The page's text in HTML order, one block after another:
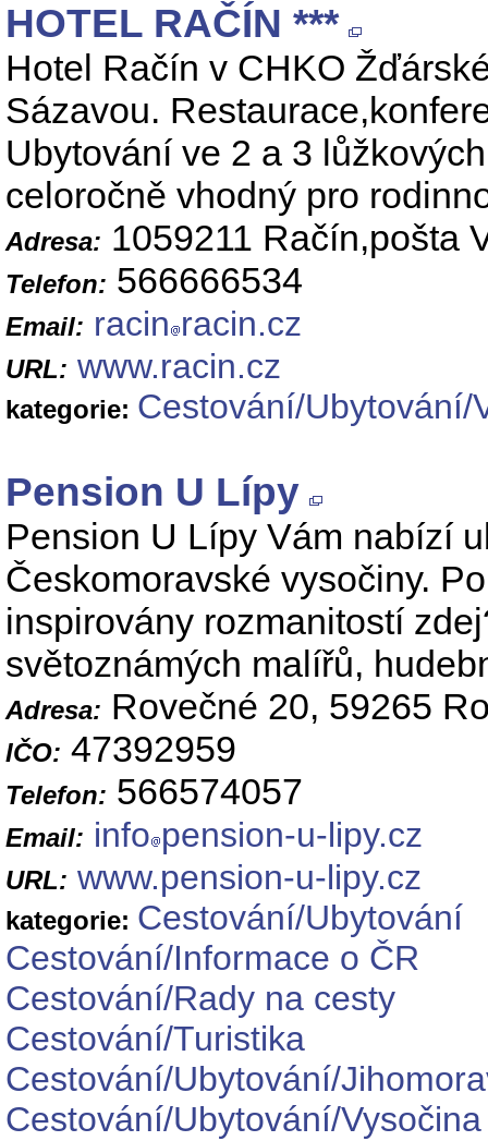
HOTEL RAČÍN ***
Hotel Račín v CHKO
Sázavou.
Ubytování ve 2 a 3
celoročně vhodný pro
Adresa: 1059211 Račín,pošta
Telefon: 566666534
Email: racin racin.cz
URL: www.racin.cz
kategorie: Cestování/Ubytování/
Pension U Lípy
Pension U Lípy Vám nabízí
Českomoravské vysočiny.
inspirovány rozmanitostí
světoznámých malířů,
Adresa: Rovečné 20, 59265
IČO: 47392959
Telefon: 566574057
Email: info pension-u-lipy.cz
URL: www.pension-u-lipy.cz
kategorie: Cestování/Ubytování
Cestování/Informace o ČR
Cestování/Rady na cesty
Cestování/Turistika
Cestování/Ubytování/
Cestování/Ubytování/Vysočina